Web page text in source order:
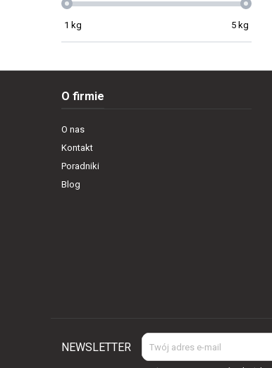
1 kg 5 kg
O firmie
O nas
Kontakt
Poradniki
Blog
NEWSLETTER